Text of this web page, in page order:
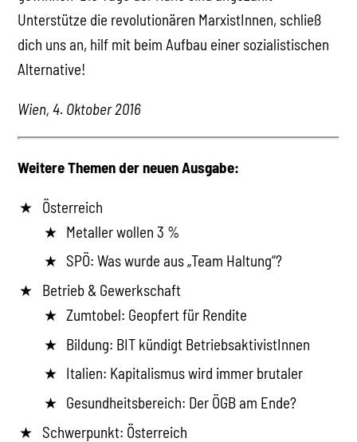
Unterstütze die revolutionären MarxistInnen, schließ
dich uns an, hilf mit beim Aufbau einer sozialistischen
Alternative!
Wien, 4. Oktober 2016
Weitere Themen der neuen Ausgabe:
Österreich
Metaller wollen 3 %
SPÖ: Was wurde aus „Team Haltung“?
Betrieb & Gewerkschaft
Zumtobel: Geopfert für Rendite
Bildung: BIT kündigt BetriebsaktivistInnen
Italien: Kapitalismus wird immer brutaler
Gesundheitsbereich: Der ÖGB am Ende?
Schwerpunkt: Österreich